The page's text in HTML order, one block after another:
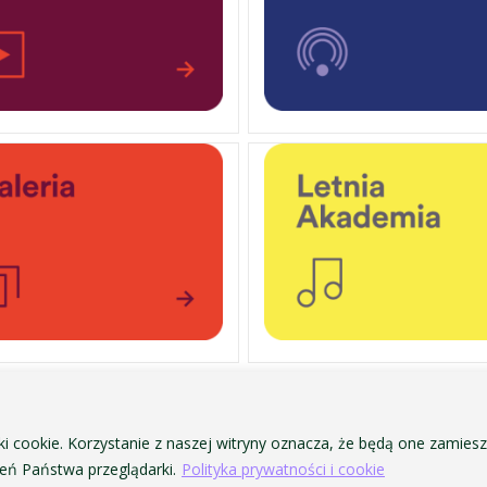
cookie. Korzystanie z naszej witryny oznacza, że będą one
Państwa przeglądarki. Polityka prywatności i cookie
POLITYKA PRYWATNOŚCI I COOKIES
DOSTĘPNOŚĆ